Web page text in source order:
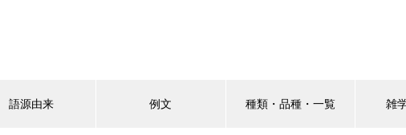
語源由来 例文 種類・品種・一覧 雑